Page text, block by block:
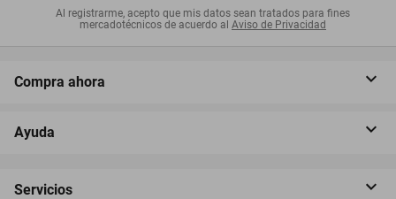
Al registrarme, acepto que mis datos sean tratados para fines
mercadotécnicos de acuerdo al Aviso de Privacidad
Compra ahora
Ayuda
Servicios